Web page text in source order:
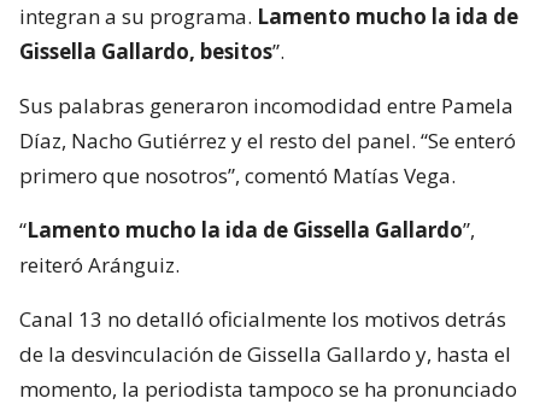
integran a su programa. Lamento mucho la ida de
Gissella Gallardo, besitos”.
Sus palabras generaron incomodidad entre Pamela
Díaz, Nacho Gutiérrez y el resto del panel. “Se enteró
primero que nosotros”, comentó Matías Vega.
“Lamento mucho la ida de Gissella Gallardo”,
reiteró Aránguiz.
Canal 13 no detalló oficialmente los motivos detrás
de la desvinculación de Gissella Gallardo y, hasta el
momento, la periodista tampoco se ha pronunciado